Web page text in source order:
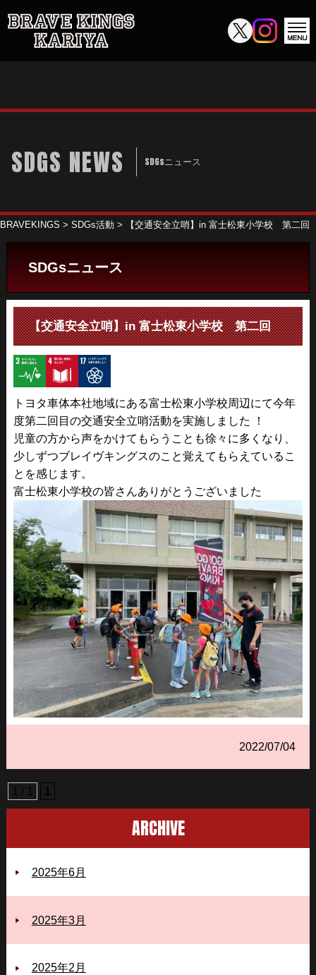
SDGS NEWS SDGsニュース
BRAVEKINGS > SDGs活動 > 【交通安全立哨】in 富士松東小学校 第二回
SDGsニュース
【交通安全立哨】in 富士松東小学校 第二回
トヨタ車体本社地域にある富士松東小学校周辺にて今年
度第二回目の交通安全立哨活動を実施しました
！
児童の方から声をかけてもらうことも徐々に多くなり、
少しずつブレイヴキングスのこと覚えてもらえているこ
とを感じます。
富士松東小学校の皆さんありがとうございました
2022/07/04
1 / 1
ARCHIVE
2025年6月
2025年3月
2025年2月